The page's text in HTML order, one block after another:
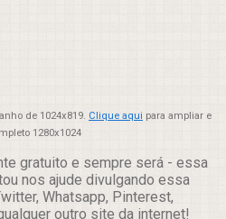
de 1024x819. Clique aqui para ampliar e
1280x1024
gratuito e sempre será - essa
nos ajude divulgando essa
Whatsapp, Pinterest,
outro site da internet!